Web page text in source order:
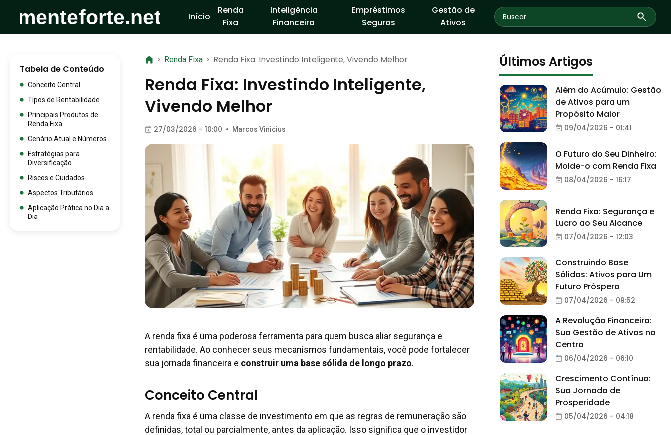
Início
Renda
Fixa
Inteligência
Financeira
Empréstimos
Seguros
Gestão de
Ativos
Tabela de Conteúdo
Conceito Central
Tipos de Rentabilidade
Principais Produtos de
Renda Fixa
Cenário Atual e Números
Estratégias para
Diversificação
Riscos e Cuidados
Aspectos Tributários
Aplicação Prática no Dia a
Dia
> Renda Fixa > Renda Fixa: Investindo Inteligente, Vivendo Melhor
Renda Fixa: Investindo Inteligente,
Vivendo Melhor
27/03/2026 - 10:00 • Marcos Vinicius
A renda fixa é uma poderosa ferramenta para quem busca aliar segurança e
rentabilidade. Ao conhecer seus mecanismos fundamentais, você pode fortalecer
sua jornada financeira e construir uma base sólida de longo prazo.
Conceito Central
A renda fixa é uma classe de investimento em que as regras de remuneração são
definidas, total ou parcialmente, antes da aplicação. Isso significa que o investidor
Últimos Artigos
Além do Acúmulo: Gestão
de Ativos para um
Propósito Maior
09/04/2026 - 01:41
O Futuro do Seu Dinheiro:
Molde-o com Renda Fixa
08/04/2026 - 16:17
Renda Fixa: Segurança e
Lucro ao Seu Alcance
07/04/2026 - 12:03
Construindo Base
Sólidas: Ativos para Um
Futuro Próspero
07/04/2026 - 09:52
A Revolução Financeira:
Sua Gestão de Ativos no
Centro
06/04/2026 - 06:10
Crescimento Contínuo:
Sua Jornada de
Prosperidade
05/04/2026 - 04:18